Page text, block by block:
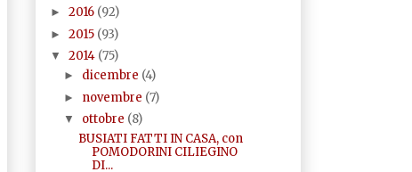
► 2016 (92)
► 2015 (93)
▼ 2014 (75)
► dicembre (4)
► novembre (7)
▼ ottobre (8)
BUSIATI FATTI IN CASA, con
POMODORINI CILIEGINO
DI...